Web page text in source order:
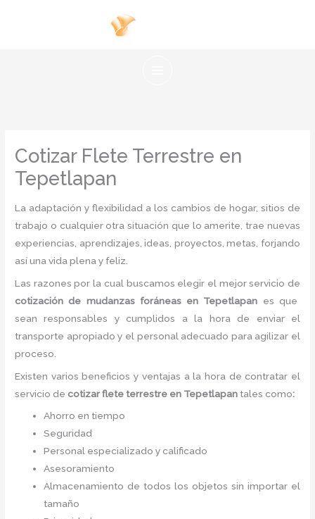
Cotizar Flete Terrestre en
Tepetlapan
La adaptación y flexibilidad a los cambios de hogar, sitios de
trabajo o cualquier otra situación que lo amerite, trae nuevas
experiencias, aprendizajes, ideas, proyectos, metas, forjando
así una vida plena y feliz.
Las razones por la cual buscamos elegir el mejor servicio de
cotización de mudanzas foráneas en Tepetlapan es que
sean responsables y cumplidos a la hora de enviar el
transporte apropiado y el personal adecuado para agilizar el
proceso.
Existen varios beneficios y ventajas a la hora de contratar el
servicio de cotizar flete terrestre en Tepetlapan tales como:
Ahorro en tiempo
Seguridad
Personal especializado y calificado
Asesoramiento
Almacenamiento de todos los objetos sin importar el
tamaño